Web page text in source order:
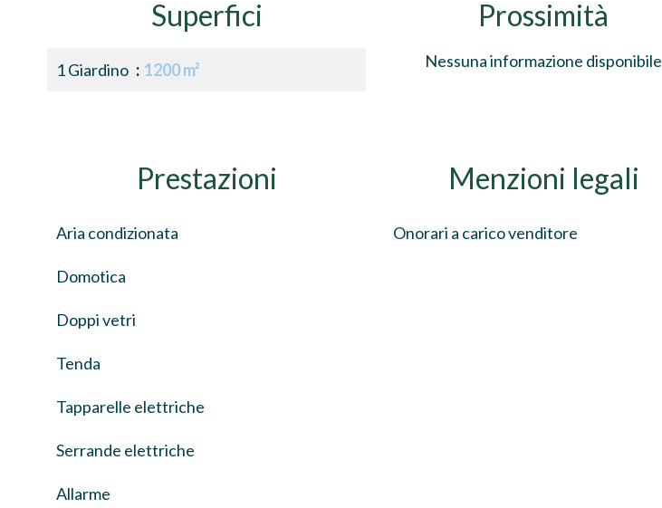
Superfici
1 Giardino 1200 m²
Prossimità
Nessuna informazione disponibile
Prestazioni
Aria condizionata
Domotica
Doppi vetri
Tenda
Tapparelle elettriche
Serrande elettriche
Allarme
Menzioni legali
Onorari a carico venditore